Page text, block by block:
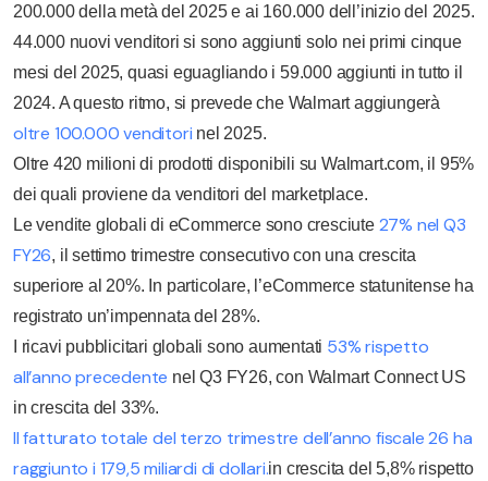
200.000 della metà del 2025 e ai 160.000 dell’inizio del 2025.
44.000 nuovi venditori si sono aggiunti solo nei primi cinque
mesi del 2025, quasi eguagliando i 59.000 aggiunti in tutto il
2024. A questo ritmo, si prevede che Walmart aggiungerà
oltre 100.000 venditori nel 2025.
Oltre 420 milioni di prodotti disponibili su Walmart.com, il 95%
dei quali proviene da venditori del marketplace.
Le vendite globali di eCommerce sono cresciute 27% nel Q3
FY26, il settimo trimestre consecutivo con una crescita
superiore al 20%. In particolare, l’eCommerce statunitense ha
registrato un’impennata del 28%.
I ricavi pubblicitari globali sono aumentati 53% rispetto
all’anno precedente nel Q3 FY26, con Walmart Connect US
in crescita del 33%.
Il fatturato totale del terzo trimestre dell’anno fiscale 26 ha
raggiunto i 179,5 miliardi di dollari.in crescita del 5,8% rispetto